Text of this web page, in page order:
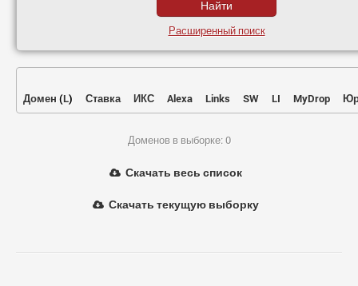
Расширенный поиск
Домен (L) Ставка ИКС Alexa Links SW LI MyDrop
Доменов в выборке: 0
Скачать весь список
Скачать текущую выборку